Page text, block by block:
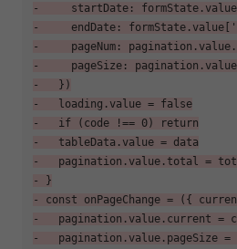
-     startDate:
-     endDate:
-     pageNum:
-     pageSize:
-   })
-   loading.value = false
-   if (code !== 0) return
-   tableData.value = data
-   pagination.value.total =
- }
- const onPageChange = ({
-   pagination.value.current =
-   pagination.value.pageSize =